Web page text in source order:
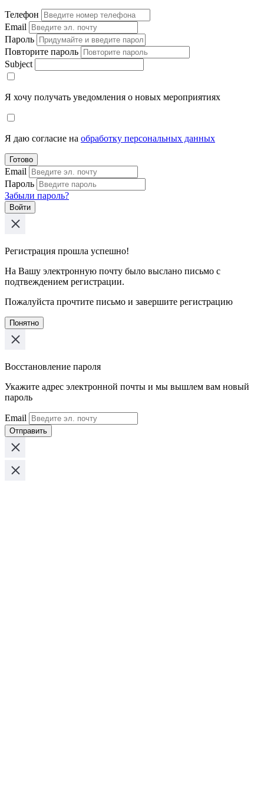
Телефон
Email
Пароль
Повторите пароль
Subject
Я хочу получать уведомления о новых мероприятиях
Я даю согласие на обработку персональных данных
Готово
Email
Пароль
Забыли пароль?
Войти
Регистрация прошла успешно!
На Вашу электронную почту было выслано письмо с
подтвеждением регистрации.
Пожалуйста прочтите письмо и завершите регистрацию
Понятно
Восстановление пароля
Укажите адрес электронной почты и мы вышлем вам новый
пароль
Email
Отправить